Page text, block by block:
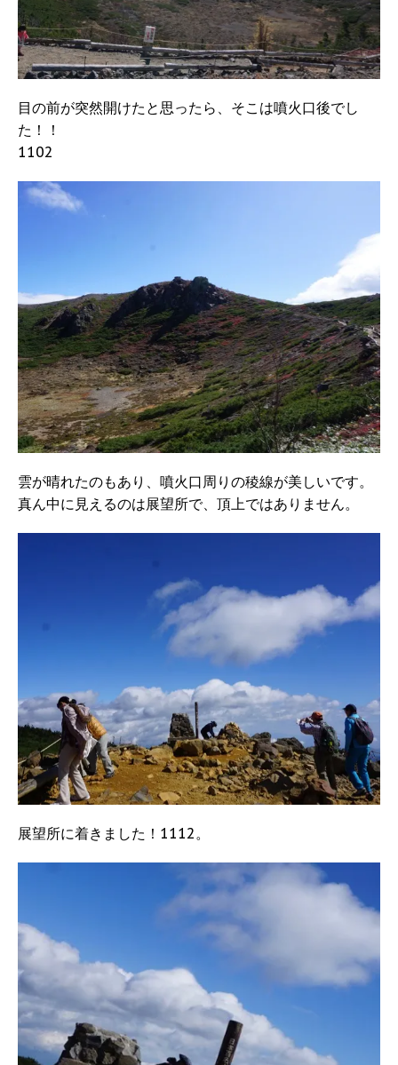
目の前が突然開けたと思ったら、そこは噴火口後でし
た！！
1102
雲が晴れたのもあり、噴火口周りの稜線が美しいです。
真ん中に見えるのは展望所で、頂上ではありません。
展望所に着きました！1112。